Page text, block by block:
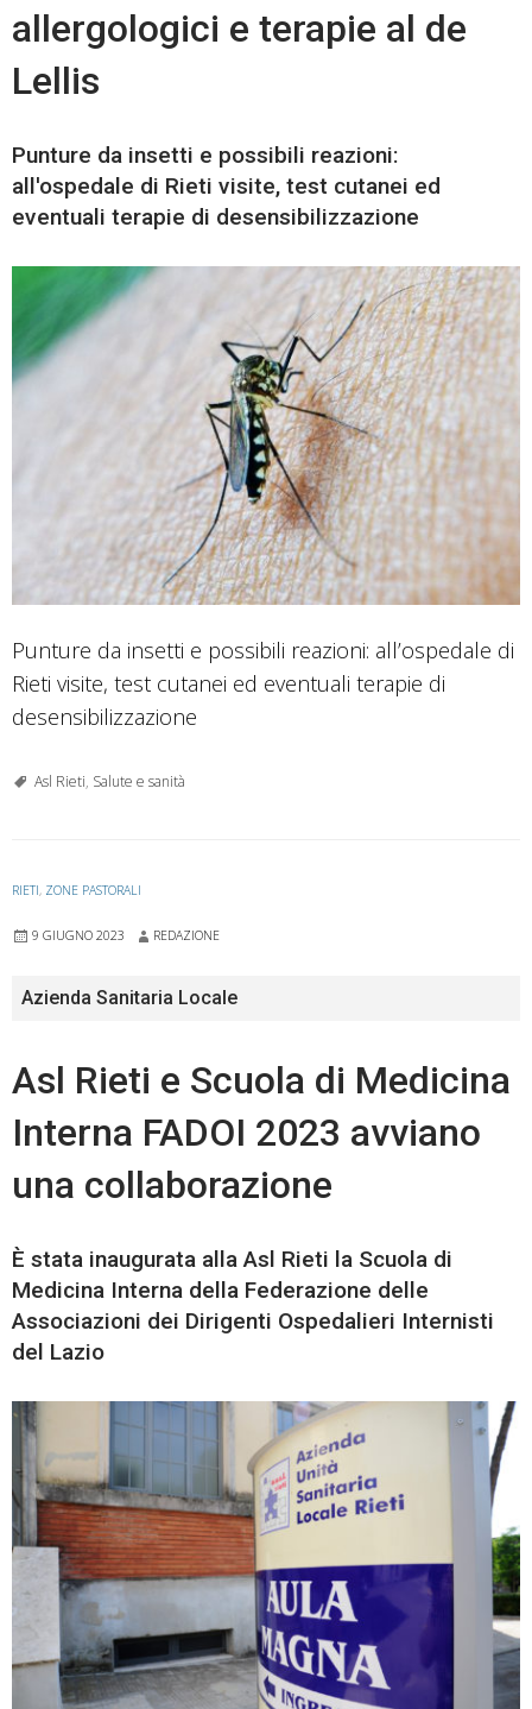
allergologici e terapie al de
Lellis
Punture da insetti e possibili reazioni:
all'ospedale di Rieti visite, test cutanei ed
eventuali terapie di desensibilizzazione
Punture da insetti e possibili reazioni: all’ospedale di
Rieti visite, test cutanei ed eventuali terapie di
desensibilizzazione
Asl Rieti, Salute e sanità
RIETI, ZONE PASTORALI
9 GIUGNO 2023 REDAZIONE
Azienda Sanitaria Locale
Asl Rieti e Scuola di Medicina
Interna FADOI 2023 avviano
una collaborazione
È stata inaugurata alla Asl Rieti la Scuola di
Medicina Interna della Federazione delle
Associazioni dei Dirigenti Ospedalieri Internisti
del Lazio